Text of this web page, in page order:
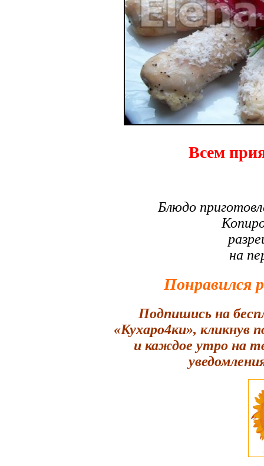
Всем
Блюдо
на
Понравился
Подпишись на
«Кухаро4ки», кликнув
и каждое утро на